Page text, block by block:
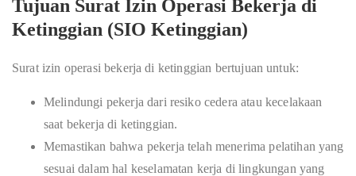
Tujuan Surat Izin Operasi Bekerja di
Ketinggian (SIO Ketinggian)
Surat izin operasi bekerja di ketinggian bertujuan untuk:
Melindungi pekerja dari resiko cedera atau kecelakaan
saat bekerja di ketinggian.
Memastikan bahwa pekerja telah menerima pelatihan yang
sesuai dalam hal keselamatan kerja di lingkungan yang